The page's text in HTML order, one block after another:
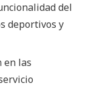
del
deportivos y
en las